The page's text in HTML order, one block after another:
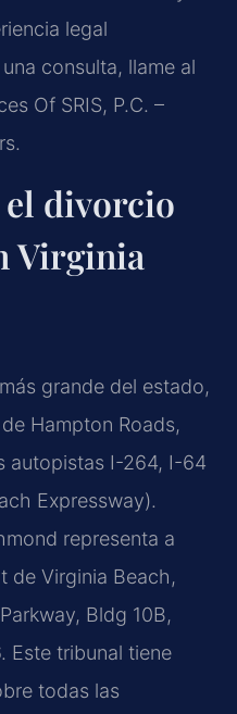
legal
consulta, llame al
Of SRIS, P.C. –
divorcio
Virginia
grande del estado,
Hampton Roads,
autopistas I-264, I-64
Expressway).
representa a
de Virginia Beach,
Bldg 10B,
Este tribunal tiene
todas las